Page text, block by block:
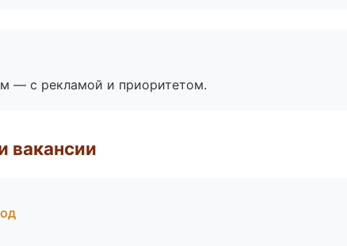
— с рекламой и приоритетом.
вакансии